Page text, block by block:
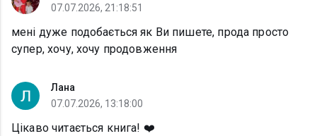
07.07.2026, 21:18:51
мені дуже подобається як Ви пишете, прода просто
супер, хочу, хочу продовження
Лана
07.07.2026, 13:18:00
Цікаво читається книга! ❤️